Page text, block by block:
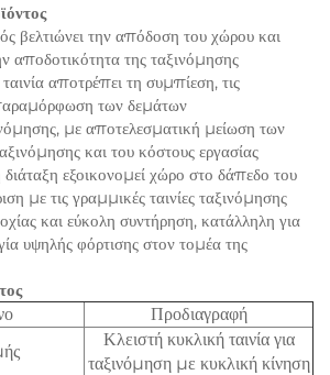
βελτιώνει την απόδοση του χώρου και
αποδοτικότητα της ταξινόμησης
αποτρέπει τη συμπίεση, τις
των δεμάτων
με αποτελεσματική μείωση των
και του κόστους εργασίας
εξοικονομεί χώρο στο δάπεδο του
με τις γραμμικές ταινίες ταξινόμησης
και εύκολη συντήρηση, κατάλληλη για
υψηλής φόρτισης στον τομέα της
Προδιαγραφή
Κλειστή κυκλική ταινία για
ταξινόμηση με κυκλική κίνηση